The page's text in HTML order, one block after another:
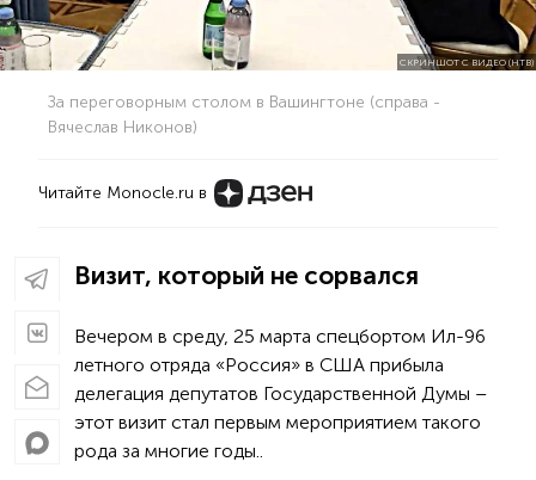
СКРИНШОТ С ВИДЕО (НТВ)
За переговорным столом в Вашингтоне (справа -
Вячеслав Никонов)
Читайте Monocle.ru в
Визит, который не сорвался
Вечером в среду, 25 марта спецбортом Ил-96
летного отряда «Россия» в США прибыла
делегация депутатов Государственной Думы –
этот визит стал первым мероприятием такого
рода за многие годы..